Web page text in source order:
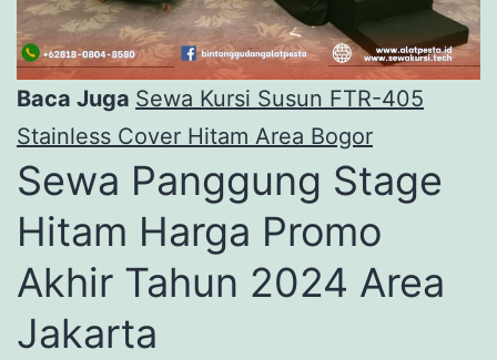
Baca Juga Sewa Kursi Susun FTR-405
Stainless Cover Hitam Area Bogor
Sewa Panggung Stage
Hitam Harga Promo
Akhir Tahun 2024 Area
Jakarta